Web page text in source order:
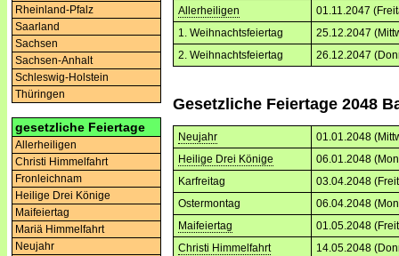
Rheinland-Pfalz
Saarland
Sachsen
Sachsen-Anhalt
Schleswig-Holstein
Thüringen
gesetzliche Feiertage
Allerheiligen
Christi Himmelfahrt
Fronleichnam
Heilige Drei Könige
Maifeiertag
Mariä Himmelfahrt
Neujahr
Allerheiligen
01.11.2047
1. Weihnachtsfeiertag
25.12.2047
2. Weihnachtsfeiertag
26.12.2047
Gesetzliche Feiertage 2048
Neujahr
01.01.2048
Heilige Drei Könige
06.01.2048
Karfreitag
03.04.2048
Ostermontag
06.04.2048
Maifeiertag
01.05.2048
Christi Himmelfahrt
14.05.2048